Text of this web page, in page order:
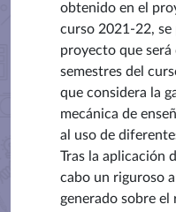
obtenido en el
curso 2021-22, se
proyecto que
semestres del
que considera la
mecánica de
al uso de
Tras la aplicación
cabo un riguroso
generado sobre